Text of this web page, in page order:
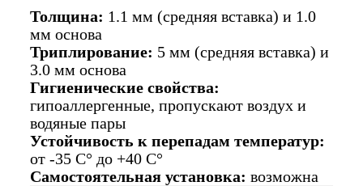
Толщина: 1.1 мм (средняя вставка) и 1.0
мм основа
Триплирование: 5 мм (средняя вставка) и
3.0 мм основа
Гигиенические свойства:
гипоаллергенные, пропускают воздух и
водяные пары
Устойчивость к перепадам температур:
от -35 C° до +40 C°
Самостоятельная установка: возможна